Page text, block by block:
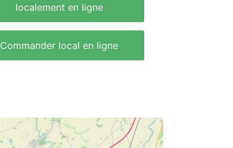
localement en ligne
Commander local en ligne